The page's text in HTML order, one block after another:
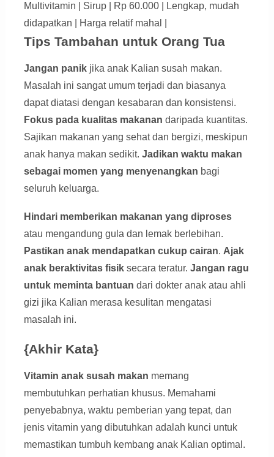
Multivitamin | Sirup | Rp 60.000 | Lengkap, mudah
didapatkan | Harga relatif mahal |
Tips Tambahan untuk Orang Tua
Jangan panikjika anak Kalian susah makan.
Masalah ini sangat umum terjadi dan biasanya
dapat diatasi dengan kesabaran dan konsistensi.
Fokus pada kualitas makanan daripada kuantitas.
Sajikan makanan yang sehat dan bergizi, meskipun
anak hanya makan sedikit. Jadikan waktu makan
sebagai momen yang menyenangkan bagi
seluruh keluarga.
Hindari memberikan makanan yang diproses
atau mengandung gula dan lemak berlebihan.
Pastikan anak mendapatkan cukup cairan. Ajak
anak beraktivitas fisiksecara teratur. Jangan ragu
untuk meminta bantuan dari dokter anak atau ahli
gizi jika Kalian merasa kesulitan mengatasi
masalah ini.
{Akhir Kata}
Vitamin anak susah makan memang
membutuhkan perhatian khusus. Memahami
penyebabnya, waktu pemberian yang tepat, dan
jenis vitamin yang dibutuhkan adalah kunci untuk
memastikan tumbuh kembang anak Kalian optimal.